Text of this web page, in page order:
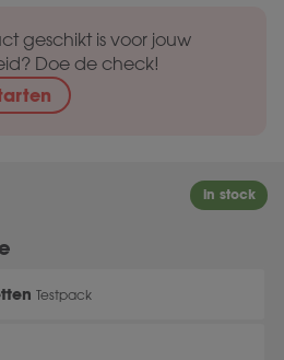
geschikt is voor jouw
Doe de check!
Testpack